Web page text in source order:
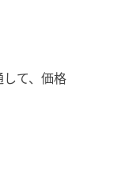
て、価格